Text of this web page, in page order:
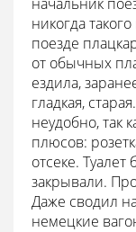
никогда
поезде
от обычных
ездила,
гладкая,
неудобно, так
плюсов:
отсеке. Туалет
закрывали.
Даже сводил
немецкие